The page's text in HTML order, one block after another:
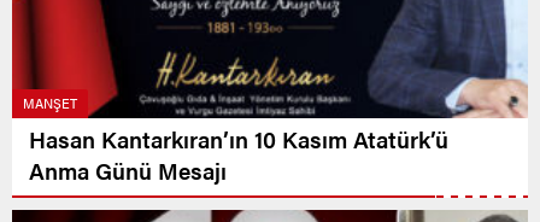
MANŞET
Hasan Kantarkıran’ın 10 Kasım Atatürk’ü
Anma Günü Mesajı